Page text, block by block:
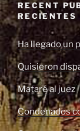
RECENT
RECIENTES
Ha llegado un
Quisieron
Mataré al juez
Condenados